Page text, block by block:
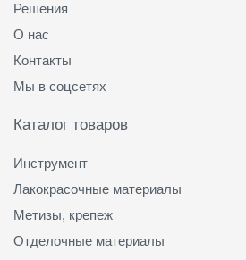
Решения
О нас
Контакты
Мы в соцсетях
Каталог товаров
Инструмент
Лакокрасочные материалы
Метизы, крепеж
Отделочные материалы